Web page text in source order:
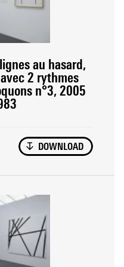
au hasard,
2 rythmes
n°3, 2005
DOWNLOAD